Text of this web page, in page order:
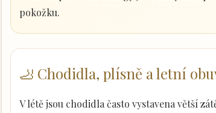
pokožku.
🦶 Chodidla, plísně a letní
V létě jsou chodidla často vystavena větší